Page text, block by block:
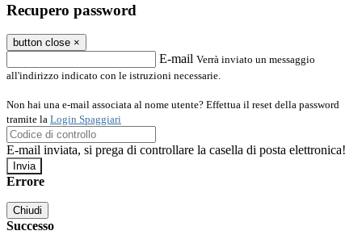
Recupero password
button close ×
E-mail Verrà inviato un messaggio
all'indirizzo indicato con le istruzioni necessarie.
Non hai una e-mail associata al nome utente? Effettua il reset della password
tramite la Login Spaggiari
E-mail inviata, si prega di controllare la casella di posta elettronica!
Errore
Chiudi
Successo